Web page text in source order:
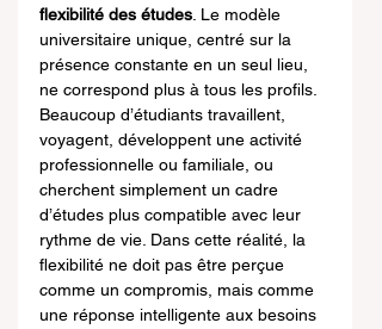
flexibilité des études . Le modèle
universitaire unique, centré sur la
présence constante en un seul lieu,
ne correspond plus à tous les profils.
Beaucoup d’étudiants travaillent,
voyagent, développent une activité
professionnelle ou familiale, ou
cherchent simplement un cadre
d’études plus compatible avec leur
rythme de vie. Dans cette réalité, la
flexibilité ne doit pas être perçue
comme un compromis, mais comme
une réponse intelligente aux besoins